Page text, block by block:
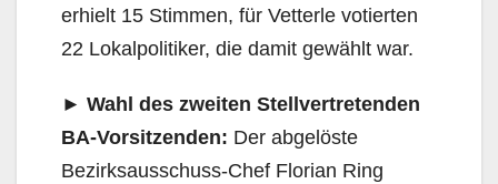
erhielt 15 Stimmen, für Vetterle votierten
22 Lokalpolitiker, die damit gewählt war.
► Wahl des zweiten Stellvertretenden
BA-Vorsitzenden: Der abgelöste
Bezirksausschuss-Chef Florian Ring